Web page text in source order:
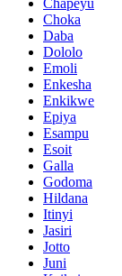
Choka
Daba
Dololo
Emoli
Enkesha
Enkikwe
Epiya
Esampu
Esoit
Galla
Godoma
Hildana
Itinyi
Jasiri
Jotto
Juni